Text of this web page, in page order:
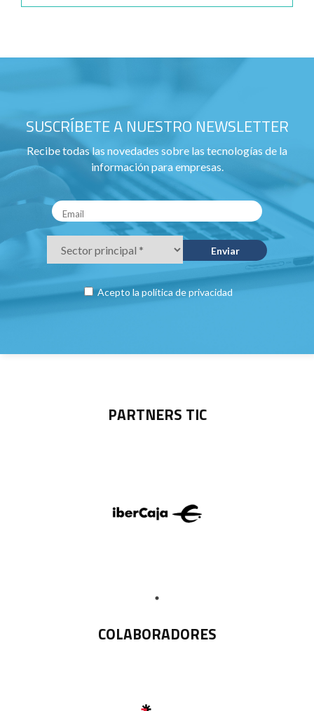
SUSCRÍBETE A NUESTRO NEWSLETTER
Recibe todas las novedades sobre las tecnologías de la
información para empresas.
Acepto lapolítica de privacidad
PARTNERS TIC
COLABORADORES